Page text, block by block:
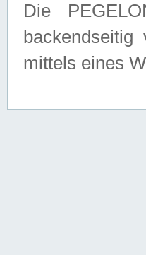
Die
mittels eines